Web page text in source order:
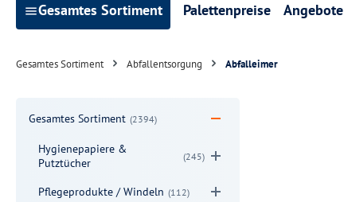
Gesamtes Sortiment Palettenpreise Angebote
Gesamtes Sortiment Abfallentsorgung Abfalleimer
Gesamtes Sortiment (2394)
Hygienepapiere &
Putztücher
(245)
Pflegeprodukte / Windeln (112)